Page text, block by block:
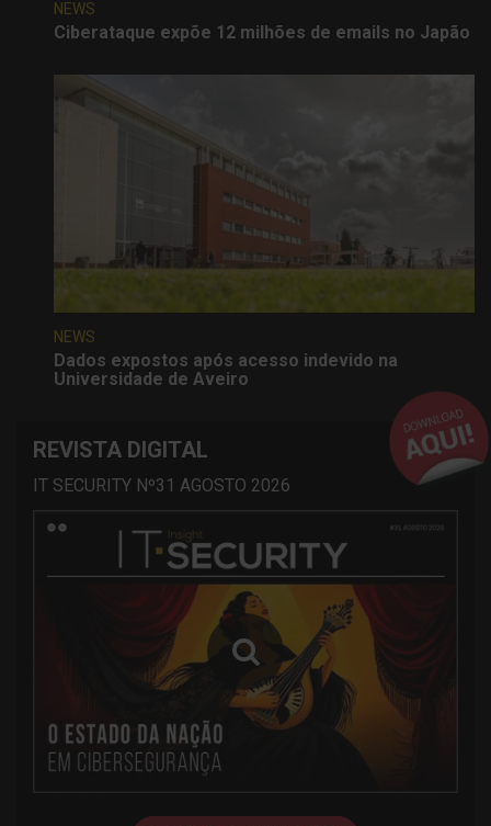
NEWS
Ciberataque expõe 12 milhões de emails no Japão
NEWS
Dados expostos após acesso indevido na
Universidade de Aveiro
REVISTA DIGITAL
IT SECURITY Nº31 AGOSTO 2026